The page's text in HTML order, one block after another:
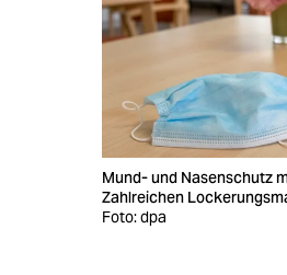
wahrheit
Mund- und Nasenschutz
Zahlreichen
Foto: dpa